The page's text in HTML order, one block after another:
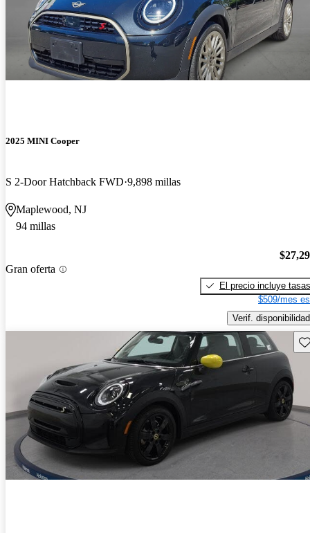
2025 MINI Cooper
S 2-Door Hatchback FWD 9,898 millas
Maplewood, NJ
94 millas
Gran oferta
El precio incluye tasas
$509/mes
Verif. disponibilidad